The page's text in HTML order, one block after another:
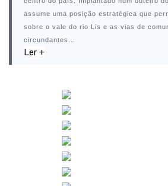
assume uma posição estratégica que
sobre o vale do rio Lis e as vias de
circundantes...
Ler +